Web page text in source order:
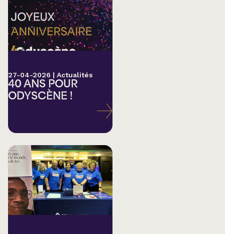
27-04-2026 | Actualités
40 ANS POUR
ODYSCÈNE !